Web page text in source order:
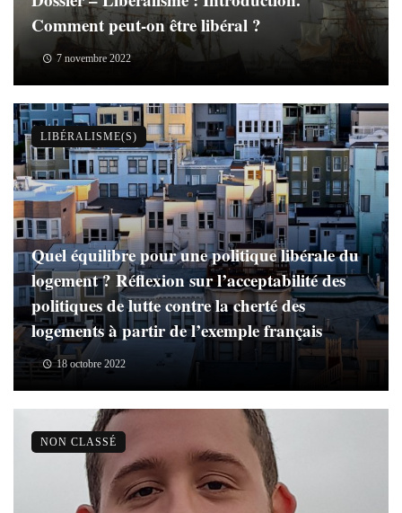
Comment peut-on être libéral ?
7 novembre 2022
Quel équilibre pour une politique libérale du
logement ? Réflexion sur l’acceptabilité des
politiques de lutte contre la cherté des
logements à partir de l’exemple français
18 octobre 2022
LIBÉRALISME(S)
NON CLASSÉ